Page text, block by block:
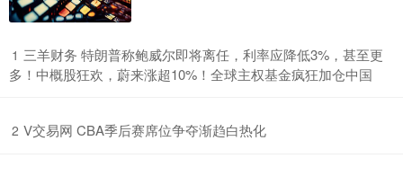
1 ​三羊财务 特朗普称鲍威尔即将离任，利率应降低3%，甚至更
多！中概股狂欢，蔚来涨超10%！全球主权基金疯狂加仓中国
2 ​V交易网 CBA季后赛席位争夺渐趋白热化